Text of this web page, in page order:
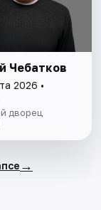
Чебатков
2026 •
дворец
→